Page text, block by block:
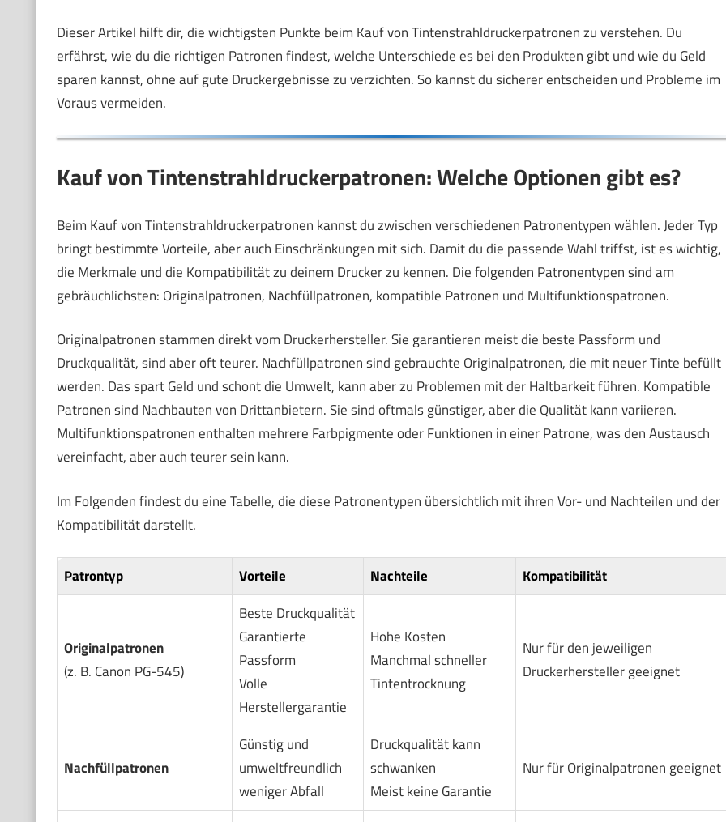
Dieser Artikel hilft dir, die wichtigsten Punkte beim Kauf von Tintenstrahldruckerpatronen zu verstehen. Du
erfährst, wie du die richtigen Patronen findest, welche Unterschiede es bei den Produkten gibt und wie du Geld
sparen kannst, ohne auf gute Druckergebnisse zu verzichten. So kannst du sicherer entscheiden und Probleme im
Voraus vermeiden.
Kauf von Tintenstrahldruckerpatronen: Welche Optionen gibt es?
Beim Kauf von Tintenstrahldruckerpatronen kannst du zwischen verschiedenen Patronentypen wählen. Jeder Typ
bringt bestimmte Vorteile, aber auch Einschränkungen mit sich. Damit du die passende Wahl triffst, ist es wichtig,
die Merkmale und die Kompatibilität zu deinem Drucker zu kennen. Die folgenden Patronentypen sind am
gebräuchlichsten: Originalpatronen, Nachfüllpatronen, kompatible Patronen und Multifunktionspatronen.
Originalpatronen stammen direkt vom Druckerhersteller. Sie garantieren meist die beste Passform und
Druckqualität, sind aber oft teurer. Nachfüllpatronen sind gebrauchte Originalpatronen, die mit neuer Tinte befüllt
werden. Das spart Geld und schont die Umwelt, kann aber zu Problemen mit der Haltbarkeit führen. Kompatible
Patronen sind Nachbauten von Drittanbietern. Sie sind oftmals günstiger, aber die Qualität kann variieren.
Multifunktionspatronen enthalten mehrere Farbpigmente oder Funktionen in einer Patrone, was den Austausch
vereinfacht, aber auch teurer sein kann.
Im Folgenden findest du eine Tabelle, die diese Patronentypen übersichtlich mit ihren Vor- und Nachteilen und der
Kompatibilität darstellt.
Patrontyp Vorteile Nachteile Kompatibilität
Originalpatronen
(z. B. Canon PG-545)
Beste Druckqualität
Garantierte
Passform
Volle
Herstellergarantie
Hohe Kosten
Manchmal schneller
Tintentrocknung
Nur für den jeweiligen
Druckerhersteller geeignet
Nachfüllpatronen
Günstig und
umweltfreundlich
weniger Abfall
Druckqualität kann
schwanken
Meist keine Garantie
Nur für Originalpatronen geeignet